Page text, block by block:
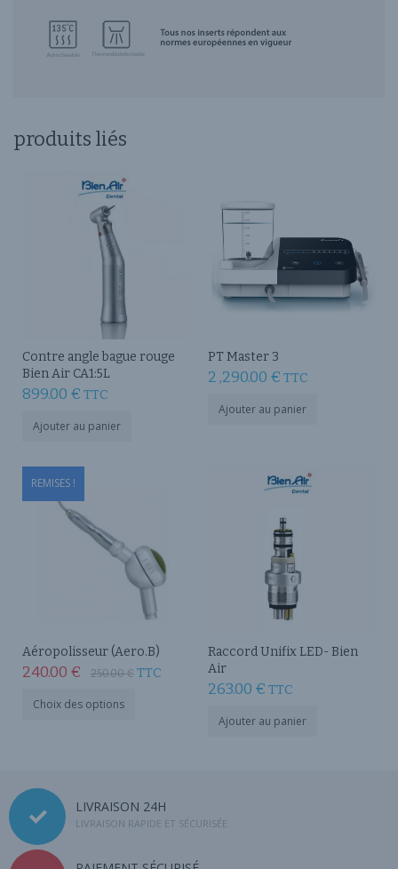
produits liés
Contre angle bague rouge
Bien Air CA1:5L
899.00 € TTC
Ajouter au panier
PT Master 3
2 ,290.00 € TTC
Ajouter au panier
REMISES !
Aéropolisseur (Aero.B)
250.00€ Le
240.00 €
Le
TTC
Choix des options
peuvent
être
sur
Raccord Unifix LED- Bien
Air
263.00 € TTC
Ajouter au panier
LIVRAISON 24H
LIVRAISON RAPIDE ET SÉCURISÉE